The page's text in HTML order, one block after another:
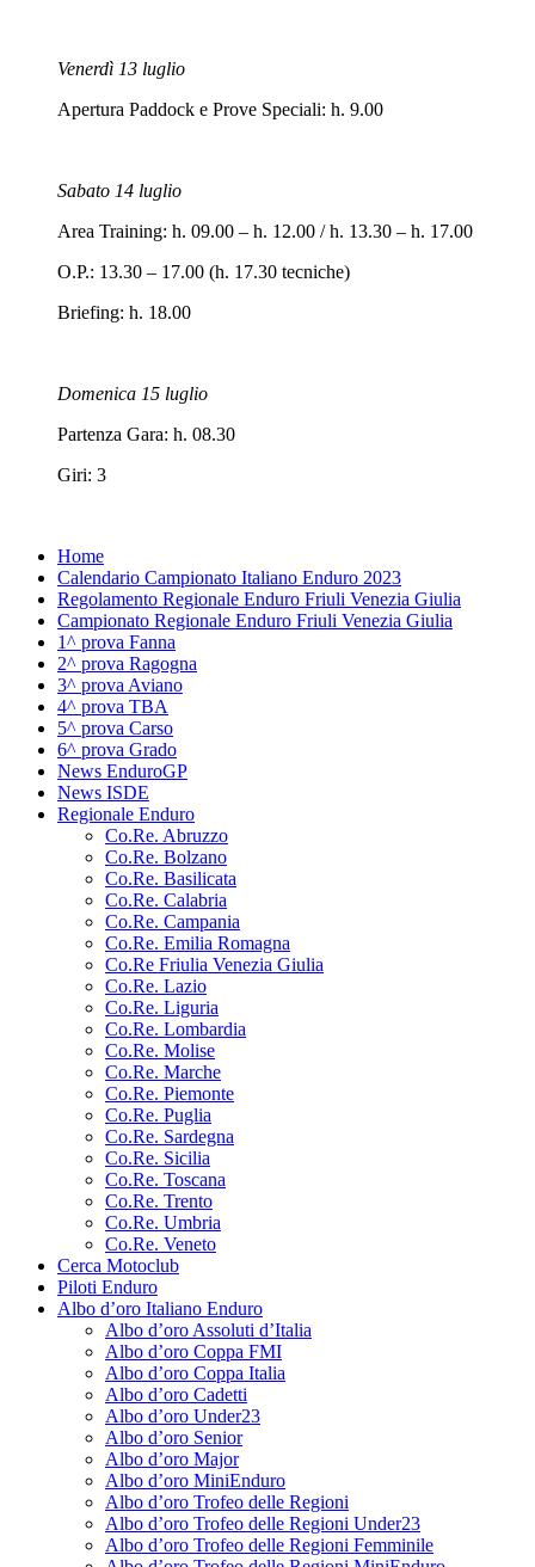
Venerdì 13 luglio
Apertura Paddock e Prove Speciali: h. 9.00
Sabato 14 luglio
Area Training: h. 09.00 – h. 12.00 / h. 13.30 – h. 17.00
O.P.: 13.30 – 17.00 (h. 17.30 tecniche)
Briefing: h. 18.00
Domenica 15 luglio
Partenza Gara: h. 08.30
Giri: 3
Home
Calendario Campionato Italiano Enduro 2023
Regolamento Regionale Enduro Friuli Venezia Giulia
Campionato Regionale Enduro Friuli Venezia Giulia
1^ prova Fanna
2^ prova Ragogna
3^ prova Aviano
4^ prova TBA
5^ prova Carso
6^ prova Grado
News EnduroGP
News ISDE
Regionale Enduro
Co.Re. Abruzzo
Co.Re. Bolzano
Co.Re. Basilicata
Co.Re. Calabria
Co.Re. Campania
Co.Re. Emilia Romagna
Co.Re Friulia Venezia Giulia
Co.Re. Lazio
Co.Re. Liguria
Co.Re. Lombardia
Co.Re. Molise
Co.Re. Marche
Co.Re. Piemonte
Co.Re. Puglia
Co.Re. Sardegna
Co.Re. Sicilia
Co.Re. Toscana
Co.Re. Trento
Co.Re. Umbria
Co.Re. Veneto
Cerca Motoclub
Piloti Enduro
Albo d’oro Italiano Enduro
Albo d’oro Assoluti d’Italia
Albo d’oro Coppa FMI
Albo d’oro Coppa Italia
Albo d’oro Cadetti
Albo d’oro Under23
Albo d’oro Senior
Albo d’oro Major
Albo d’oro MiniEnduro
Albo d’oro Trofeo delle Regioni
Albo d’oro Trofeo delle Regioni Under23
Albo d’oro Trofeo delle Regioni Femminile